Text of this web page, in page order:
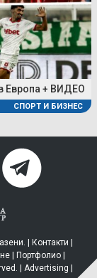
Европа + ВИДЕО
СПОРТ И БИЗНЕС
| Контакти
| Портфолио|
| Advertising